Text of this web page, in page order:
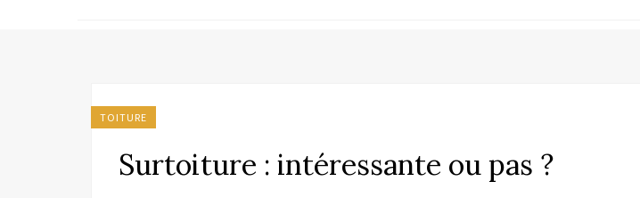
TOITURE
Surtoiture : intéressante ou pas ?